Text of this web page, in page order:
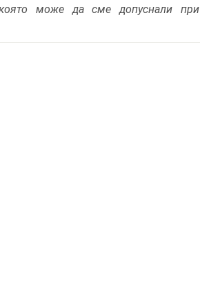
може да сме допуснали при